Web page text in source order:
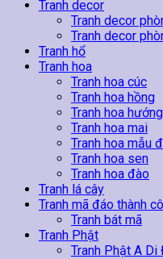
Tranh decor
Tranh decor
Tranh decor
Tranh hổ
Tranh hoa
Tranh hoa cúc
Tranh hoa hồng
Tranh hoa
Tranh hoa mai
Tranh hoa mẫu
Tranh hoa sen
Tranh hoa đào
Tranh lá cây
Tranh mã đáo thành
Tranh bát mã
Tranh Phật
Tranh Phật A Di